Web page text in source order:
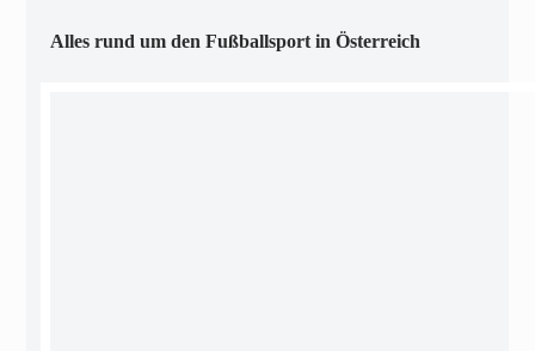
Alles rund um den Fußballsport in Österreich